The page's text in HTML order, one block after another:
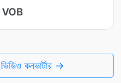
VOB
কনভার্টার →